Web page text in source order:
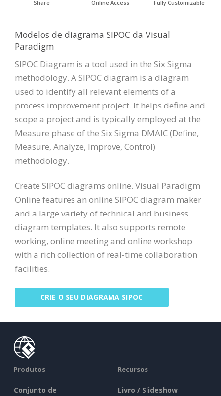
Share Online Access Fully Customizable
Modelos de diagrama SIPOC da Visual
Paradigm
SIPOC Diagram is a tool used in the Six Sigma
methodology. A SIPOC diagram is a diagram
used to identify all relevant elements of a
process improvement project. It helps define and
scope a project and is typically employed at the
Measure phase of the Six Sigma DMAIC (Define,
Measure, Analyze, Improve, Control)
methodology.
Create SIPOC diagrams online. Visual Paradigm
Online features an online SIPOC diagram maker
and a large variety of technical and business
diagram templates. It also supports remote
working, online meeting and online workshop
with a rich collection of real-time collaboration
facilities.
CRIE O SEU DIAGRAMA SIPOC
Produtos
Conjunto de
Recursos
Livro / Slideshow